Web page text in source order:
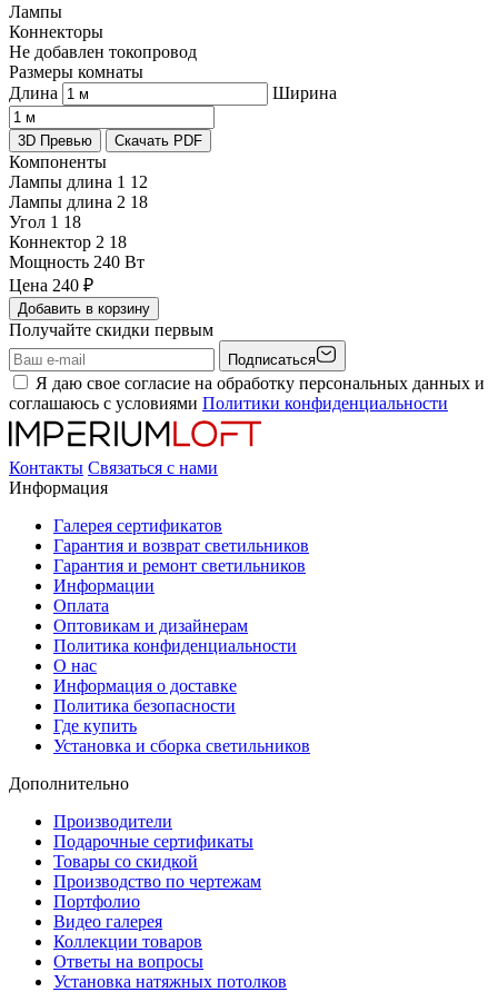
Лампы
Коннекторы
Не добавлен токопровод
Размеры комнаты
Длина
Ширина
3D Превью Скачать PDF
Компоненты
Лампы длина 1 12
Лампы длина 2 18
Угол 1 18
Коннектор 2 18
Мощность 240 Вт
Цена 240 ₽
Добавить в корзину
Получайте скидки первым
Подписаться
Я даю свое согласие на обработку персональных данных и
соглашаюсь с условиями Политики конфиденциальности
Контакты Связаться с нами
Информация
Галерея сертификатов
Гарантия и возврат светильников
Гарантия и ремонт светильников
Информации
Оплата
Оптовикам и дизайнерам
Политика конфиденциальности
О нас
Информация о доставке
Политика безопасности
Где купить
Установка и сборка светильников
Дополнительно
Производители
Подарочные сертификаты
Товары со скидкой
Производство по чертежам
Портфолио
Видео галерея
Коллекции товаров
Ответы на вопросы
Установка натяжных потолков